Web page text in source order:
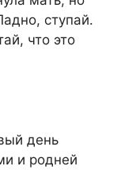
ступай.
что это
день
и родней